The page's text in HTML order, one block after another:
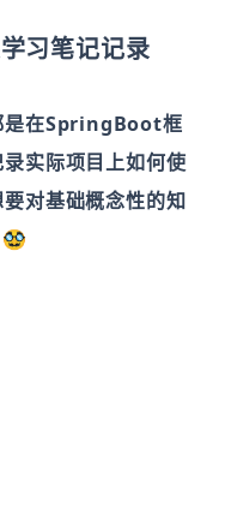
习笔记记录
是在SpringBoot框
实际项目上如何使
对基础概念性的知
🥸